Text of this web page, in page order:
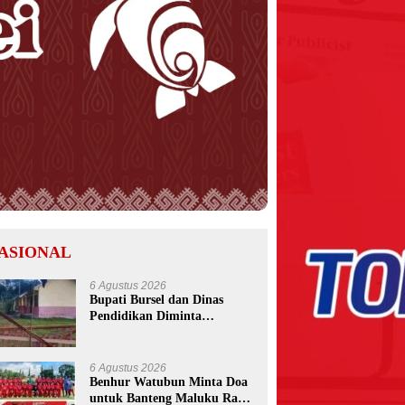
6 Agustus 2026
Bupati Bursel dan Dinas
Pendidikan Diminta
6 Agustus 2026
Benhur Watubun Minta Doa
untuk Banteng Maluku Raya